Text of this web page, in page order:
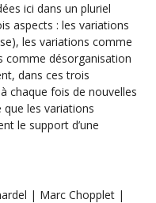
ici dans un pluriel
aspects : les variations
les variations comme
comme désorganisation
dans ces trois
chaque fois de nouvelles
que les variations
le support d’une
| Marc Chopplet |